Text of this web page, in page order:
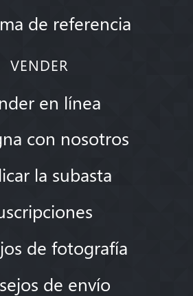
de referencia
VENDER
en línea
con nosotros
la subasta
de fotografía
de envío